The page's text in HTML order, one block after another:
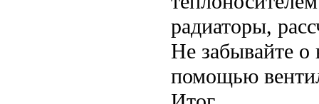
радиаторы,
Не забывайте
помощью